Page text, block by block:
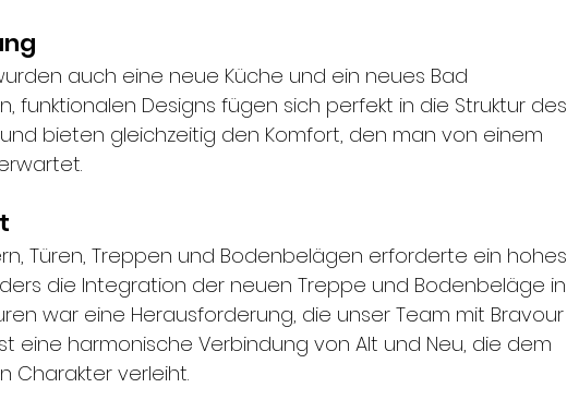
auch eine neue Küche und ein neues Bad
funktionalen Designs fügen sich perfekt in die Struktur des
bieten gleichzeitig den Komfort, den man von einem
Türen, Treppen und Bodenbelägen erforderte ein hohes
die Integration der neuen Treppe und Bodenbeläge in
war eine Herausforderung, die unser Team mit Bravour
eine harmonische Verbindung von Alt und Neu, die dem
Charakter verleiht.